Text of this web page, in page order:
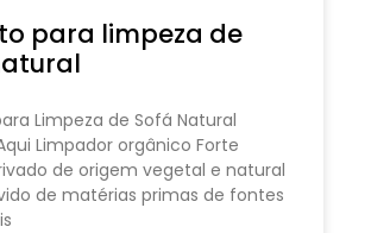
para limpeza de
Limpeza de Sofá Natural
Limpador orgânico Forte
de origem vegetal e natural
de matérias primas de fontes